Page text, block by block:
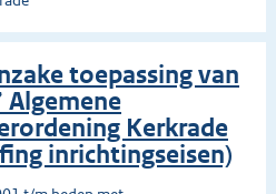
toepassing van
Kerkrade
inrichtingseisen)